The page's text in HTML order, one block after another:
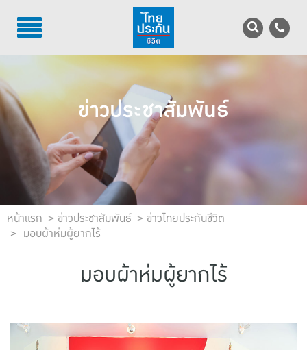
TH EN
บริการลูกค้า
บริการตัวแทน
รู้จักไทยประกันชีวิต
นักลงทุนสัมพันธ์
เพื่อสังคมไทย
ข่าวประชาสัมพันธ์
หน้าแรก ข่าวประชาสัมพันธ์
ข่าวไทยประกันชีวิต
มอบผ้าห่มผู้ยากไร้
มอบผ้าห่มผู้ยากไร้